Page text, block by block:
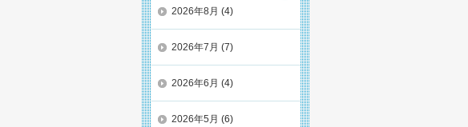
2026年8月 (4)
2026年7月 (7)
2026年6月 (4)
2026年5月 (6)